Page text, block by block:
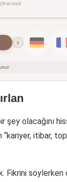
(Normal)
›
şey olacağını
itibar,
Fikrini